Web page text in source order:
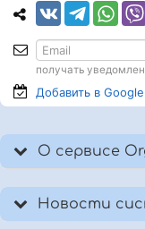
получать
Добавить в Google
О сервисе
Новости